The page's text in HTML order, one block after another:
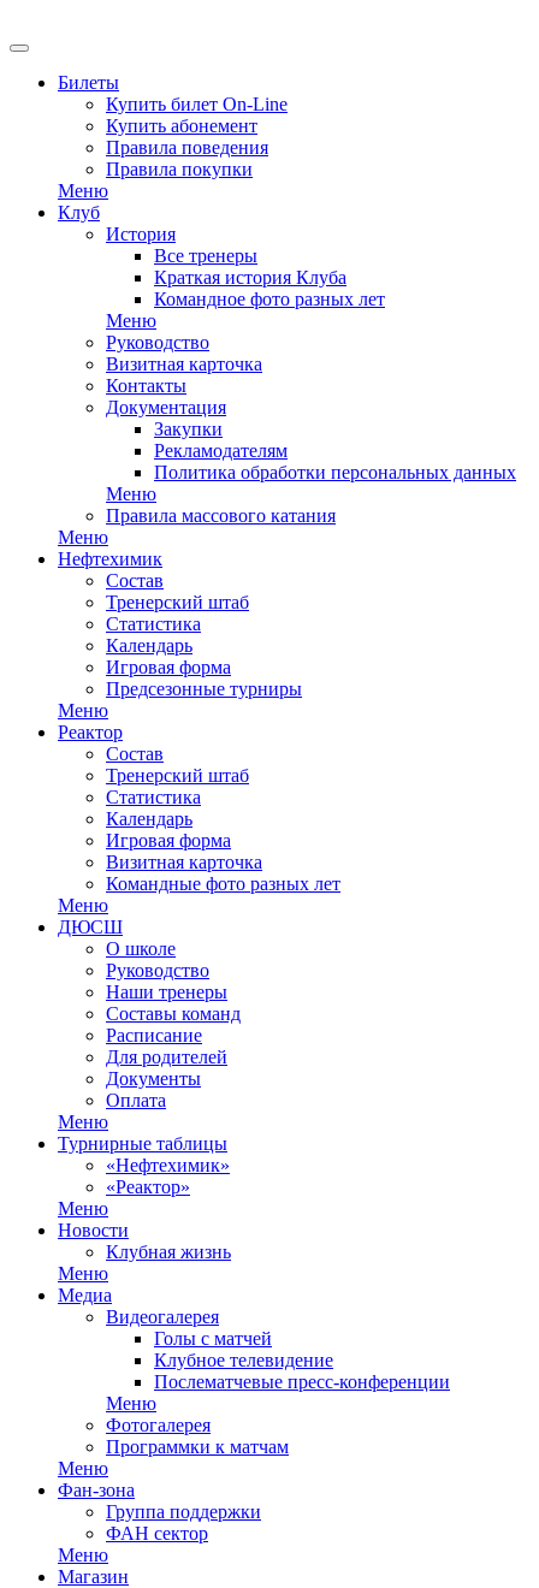
Билеты
Купить билет On-Line
Купить абонемент
Правила поведения
Правила покупки
Меню
Клуб
История
Все тренеры
Краткая история Клуба
Командное фото разных лет
Меню
Руководство
Визитная карточка
Контакты
Документация
Закупки
Рекламодателям
Политика обработки персональных данных
Меню
Правила массового катания
Меню
Нефтехимик
Состав
Тренерский штаб
Статистика
Календарь
Игровая форма
Предсезонные турниры
Меню
Реактор
Состав
Тренерский штаб
Статистика
Календарь
Игровая форма
Визитная карточка
Командные фото разных лет
Меню
ДЮСШ
О школе
Руководство
Наши тренеры
Составы команд
Расписание
Для родителей
Документы
Оплата
Меню
Турнирные таблицы
«Нефтехимик»
«Реактор»
Меню
Новости
Клубная жизнь
Меню
Медиа
Видеогалерея
Голы с матчей
Клубное телевидение
Послематчевые пресс-конференции
Меню
Фотогалерея
Программки к матчам
Меню
Фан-зона
Группа поддержки
ФАН сектор
Меню
Магазин